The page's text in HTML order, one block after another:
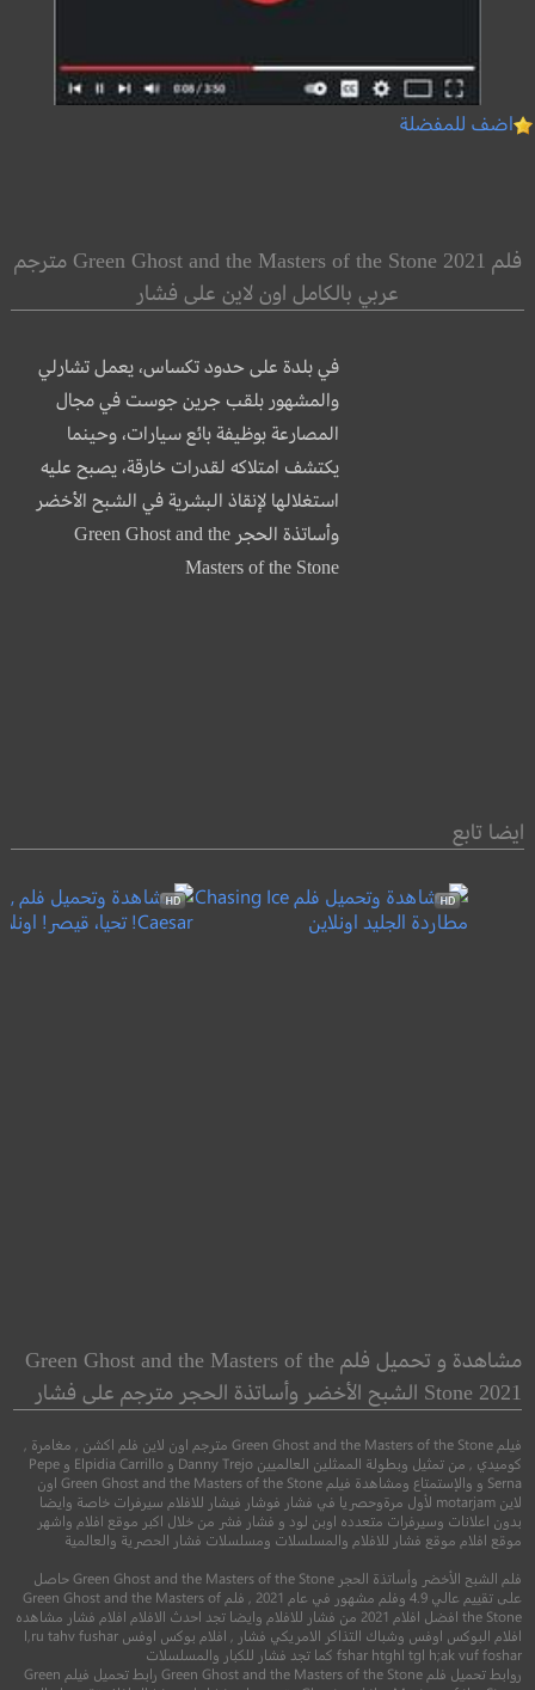
اضف للمفضلة
فلم Green Ghost and the Masters of the Stone 2021 مترجم
عربي بالكامل اون لاين على فشار
في بلدة على حدود تكساس، يعمل تشارلي
والمشهور بلقب جرين جوست في مجال
المصارعة بوظيفة بائع سيارات، وحينما
يكتشف امتلاكه لقدرات خارقة، يصبح عليه
استغلالها لإنقاذ البشرية في الشبح الأخضر
وأساتذة الحجر Green Ghost and the
Masters of the Stone
ايضا تابع
مطاردة الجليد
7.8
تحيا، قيصر!
6.7
مشاهدة و تحميل فلم Green Ghost and the Masters of the
Stone 2021 الشبح الأخضر وأساتذة الحجر مترجم على فشار
فيلم Green Ghost and the Masters of the Stone مترجم اون لاين فلم اكشن , مغامرة ,
كوميدي , من تمثيل وبطولة الممثلين العالميين Danny Trejo و Elpidia Carrillo و Pepe
Serna و والإستمتاع ومشاهدة فيلم Green Ghost and the Masters of the Stone اون
لاين motarjam لأول مرةوحصريا في فشار فوشار فيشار للافلام سيرفرات خاصة وايضا
بدون اعلانات وسيرفرات متعدده اوبن لود و فشار فشر من خلال اكبر موقع افلام واشهر
موقع افلام موقع فشار للافلام والمسلسلات ومسلسلات فشار الحصرية والعالمية
فلم الشبح الأخضر وأساتذة الحجر Green Ghost and the Masters of the Stone حاصل
على تقييم عالي 4.9 وفلم مشهور في عام 2021 , فلم Green Ghost and the Masters of
the Stone افضل افلام 2021 من فشار للافلام وايضا تجد احدث الافلام افلام فشار مشاهده
افلام البوكس اوفس وشباك التذاكر الامريكي فشار , افلام بوكس اوفس l,ru tahv fushar
fshar htghl tgl h;ak vuf foshar كما تجد فشار للكبار والمسلسلات
روابط تحميل فلم Green Ghost and the Masters of the Stone رابط تحميل فيلم Green